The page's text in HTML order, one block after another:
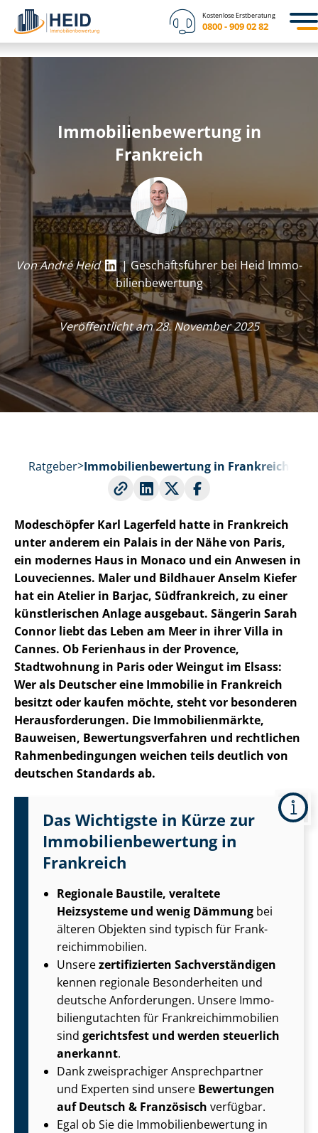
Kostenlose Erstberatung
0800 - 909 02 82
Im­mo­bi­li­en­be­wer­tung in
Frankreich
Von André Heid
| Geschäftsführer bei Heid Im­mo­
bi­li­en­be­wer­tung
Veröffentlicht am 28. November 2025
Ratgeber Im­mo­bi­li­en­be­wer­tung in Frankreich
Modeschöpfer Karl Lagerfeld hatte in Frankreich
unter anderem ein Palais in der Nähe von Paris,
ein modernes Haus in Monaco und ein Anwesen in
Louveciennes. Maler und Bildhauer Anselm Kiefer
hat ein Atelier in Barjac, Südfrankreich, zu einer
künstlerischen Anlage ausgebaut. Sängerin Sarah
Connor liebt das Leben am Meer in ihrer Villa in
Cannes. Ob Ferienhaus in der Provence,
Stadtwohnung in Paris oder Weingut im Elsass:
Wer als Deutscher eine Immobilie in Frankreich
besitzt oder kaufen möchte, steht vor besonderen
Her­aus­for­de­run­gen. Die Im­mo­bi­li­en­märk­te,
Bauweisen, Be­wer­tungs­ver­fah­ren und rechtlichen
Rah­men­be­din­gun­gen weichen teils deutlich von
deutschen Standards ab.
Das Wichtigste in Kürze zur
Im­mo­bi­li­en­be­wer­tung in
Frankreich
Regionale Baustile, veraltete
Heizsysteme und wenig Dämmung bei
älteren Objekten sind typisch für Frank­
reichim­mo­bi­li­en.
Unserezertifizierten Sach­ver­stän­di­gen
kennen regionale Besonderheiten und
deutsche Anforderungen. Unsere Im­mo­
bi­li­en­gut­ach­ten für Frank­reichim­mo­bi­li­en
sind gerichtsfest und werden steuerlich
anerkannt.
Dank zweisprachiger Ansprechpartner
und Experten sind unsere Bewertungen
auf Deutsch & Französisch verfügbar.
Egal ob Sie die Im­mo­bi­li­en­be­wer­tung in